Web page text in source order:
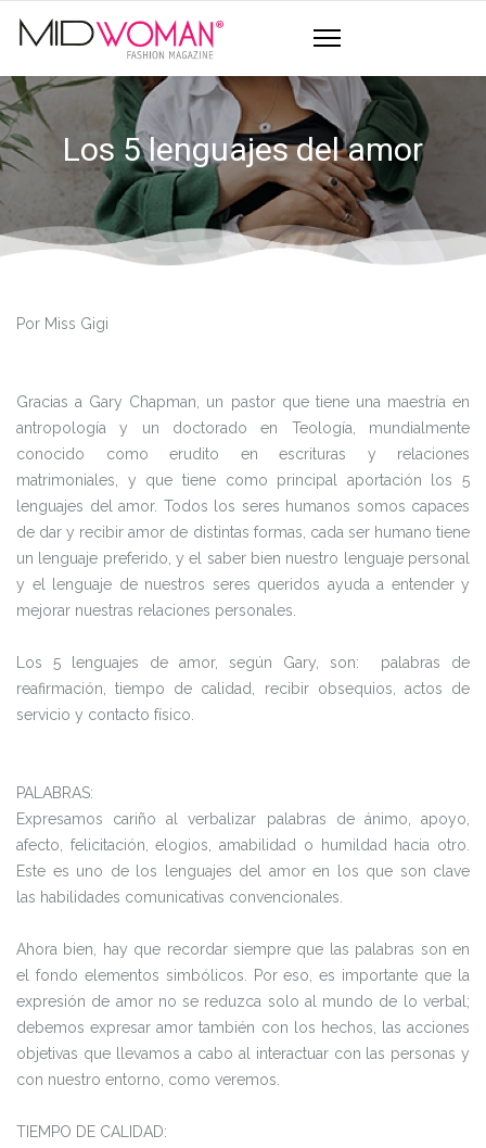
Los 5 lenguajes del amor
Por Miss Gigi
Gracias a Gary Chapman, un pastor que tiene una maestría en
antropología y un doctorado en Teología, mundialmente
conocido como erudito en escrituras y relaciones
matrimoniales, y que tiene como principal aportación los 5
lenguajes del amor. Todos los seres humanos somos capaces
de dar y recibir amor de distintas formas, cada ser humano tiene
un lenguaje preferido, y el saber bien nuestro lenguaje personal
y el lenguaje de nuestros seres queridos ayuda a entender y
mejorar nuestras relaciones personales.
Los 5 lenguajes de amor, según Gary, son: palabras de
reafirmación, tiempo de calidad, recibir obsequios, actos de
servicio y contacto físico.
PALABRAS:
Expresamos cariño al verbalizar palabras de ánimo, apoyo,
afecto, felicitación, elogios, amabilidad o humildad hacia otro.
Este es uno de los lenguajes del amor en los que son clave
las habilidades comunicativas convencionales.
Ahora bien, hay que recordar siempre que las palabras son en
el fondo elementos simbólicos. Por eso, es importante que la
expresión de amor no se reduzca solo al mundo de lo verbal;
debemos expresar amor también con los hechos, las acciones
objetivas que llevamos a cabo al interactuar con las personas y
con nuestro entorno, como veremos.
TIEMPO DE CALIDAD: